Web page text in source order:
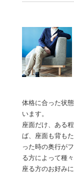
体格に合った状
います。
座面だけ、ある
ば、座面も背も
った時の奥行が
る方によって種
座る方のお好み